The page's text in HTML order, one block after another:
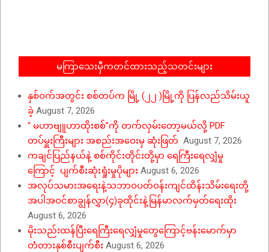
မကြာသေးမှီကတင်ထားသည့်သတင်းများ
နှစ်ဝက်အတွင်း စစ်တပ်က မြို့ (၂၂ )မြို့ကို ပြန်လည်သိမ်းယူ
ခဲ့ August 7, 2026
“ မဟာဗျူဟာထိုးစစ်”ကို တက်လှမ်းတော့မယ်လို့ PDF
တပ်မှူးကြီးများ အစည်းအဝေးမှ ဆုံးဖြတ် August 7, 2026
ကချင်ပြည်နယ်နဲ့ စစ်ကိုင်းတိုင်းတို့မှာ ရေကြီးရေလျှံမှု
ကြောင့် ပျက်စီးဆုံးရှုံးမှုပိုများ August 6, 2026
အလုပ်သမားအရေးနဲ့သဘာဝပတ်ဝန်းကျင်ထိန်းသိမ်းရေးတို့
အပါအဝင်စာချွန်လွှာ(၄)ခုထိုင်းနဲ့မြန်မာလက်မှတ်ရေးထိုး
August 6, 2026
မိုးသည်းထန်ပြီးရေကြီးရေလျှံမှုတွေကြောင့်ဗန်းမောက်မှာ
တံတားနှစ်စီးပျက်စီး August 6, 2026